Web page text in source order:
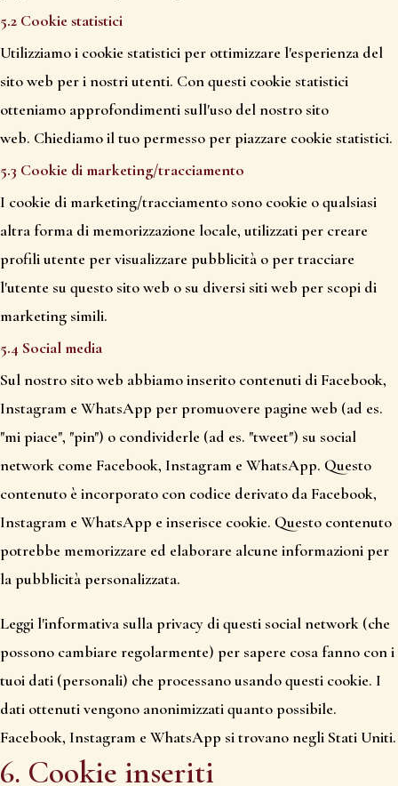
5.2 Cookie statistici
Utilizziamo i cookie statistici per ottimizzare l'esperienza del
sito web per i nostri utenti. Con questi cookie statistici
otteniamo approfondimenti sull'uso del nostro sito
web. Chiediamo il tuo permesso per piazzare cookie statistici.
5.3 Cookie di marketing/tracciamento
I cookie di marketing/tracciamento sono cookie o qualsiasi
altra forma di memorizzazione locale, utilizzati per creare
profili utente per visualizzare pubblicità o per tracciare
l'utente su questo sito web o su diversi siti web per scopi di
marketing simili.
5.4 Social media
Sul nostro sito web abbiamo inserito contenuti di Facebook,
Instagram e WhatsApp per promuovere pagine web (ad es.
"mi piace", "pin") o condividerle (ad es. "tweet") su social
network come Facebook, Instagram e WhatsApp. Questo
contenuto è incorporato con codice derivato da Facebook,
Instagram e WhatsApp e inserisce cookie. Questo contenuto
potrebbe memorizzare ed elaborare alcune informazioni per
la pubblicità personalizzata.
Leggi l'informativa sulla privacy di questi social network (che
possono cambiare regolarmente) per sapere cosa fanno con i
tuoi dati (personali) che processano usando questi cookie. I
dati ottenuti vengono anonimizzati quanto possibile.
Facebook, Instagram e WhatsApp si trovano negli Stati Uniti.
6. Cookie inseriti